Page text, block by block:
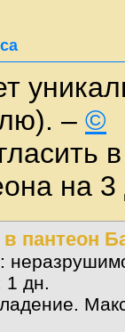
– ©
на
пантеон
1 дн.